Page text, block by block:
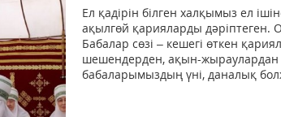
Ел қадірін білген хал­қымыз ел
ақыл­гөй қа­рияларды дәріпте­ген.
Бабалар сөзі – кешегі өткен
шешендерден, ақын-жыраулардан
бабаларымыздың үні, даналық